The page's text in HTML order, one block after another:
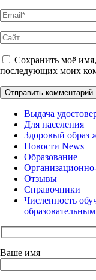
Email*
Сайт
Сохранить моё имя,
последующих моих
Выдача
Для населения
Здоровый образ
Новости News
Образование
Отзывы
Справочники
Численность
Ваше имя